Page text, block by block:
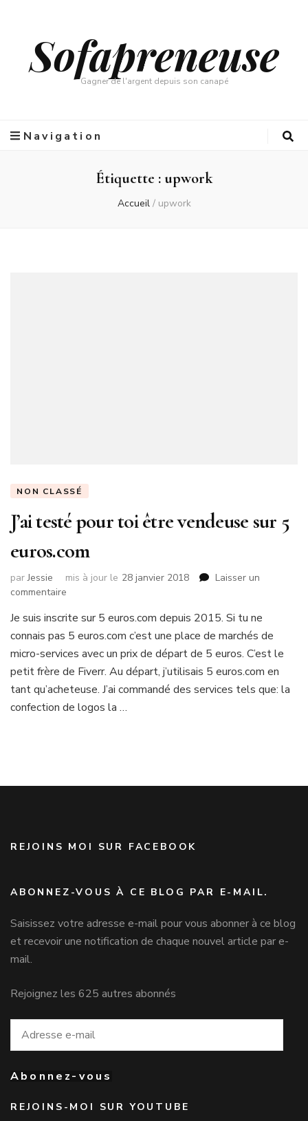
Sofapreneuse
Gagner de l'argent depuis son canapé
Navigation
Étiquette :upwork
Accueil / upwork
NON CLASSÉ
J’ai testé pour toi être vendeuse sur 5
euros.com
parJessie mis à jour le 28 janvier 2018
Laisser un
commentaire
testé
pour
toi
vendeuse
sur
5
Je suis inscrite sur 5 euros.com depuis 2015. Si tu ne
connais pas 5 euros.com c’est une place de marchés de
micro-services avec un prix de départ de 5 euros. C’est le
petit frère de Fiverr. Au départ, j’utilisais 5 euros.com en
tant qu’acheteuse. J’ai commandé des services tels que: la
confection de logos la …
REJOINS MOI SUR FACEBOOK
ABONNEZ-VOUS À CE BLOG PAR E-MAIL.
Saisissez votre adresse e-mail pour vous abonner à ce blog
et recevoir une notification de chaque nouvel article par e-
mail.
Rejoignez les 625 autres abonnés
Adresse
Abonnez-vous
REJOINS-MOI SUR YOUTUBE